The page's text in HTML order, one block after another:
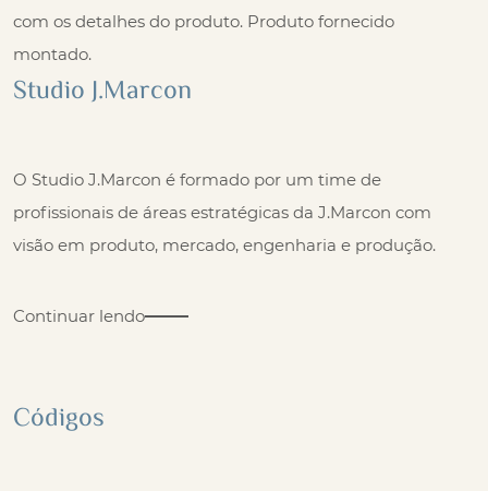
com os detalhes do produto. Produto fornecido
montado.
Studio J.Marcon
O Studio J.Marcon é formado por um time de
profissionais de áreas estratégicas da J.Marcon com
visão em produto, mercado, engenharia e produção.
Continuar lendo
Códigos